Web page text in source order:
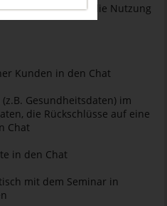
für die Nutzung
Kunden in den Chat
Gesundheitsdaten) im
die Rückschlüsse auf eine
Chat
in den Chat
mit dem Seminar in